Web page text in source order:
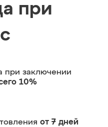
при
при заключении
10%
от 7 дней